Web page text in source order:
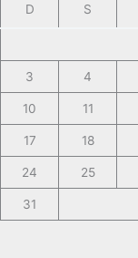
D S
3 4
10 11
17 18
24 25
31